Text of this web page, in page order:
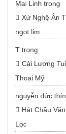
Mai Linh trong
Xứ Nghệ Ân
ngọt lịm
T trong
Cải Lương
Thoại Mỹ
nguyễn đức
Hát Chầu
Lọc